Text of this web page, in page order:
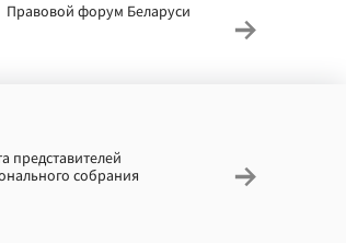
Правовой форум Беларуси
представителей
собрания